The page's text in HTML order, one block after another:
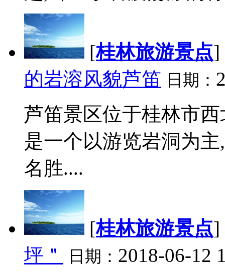
[桂林旅游景点]
的岩溶风貌芦笛 日期：
芦笛景区位于桂林市
是一个以游览岩洞为
名胜....
[桂林旅游景点]
坪＂
日期： 2018-06-12